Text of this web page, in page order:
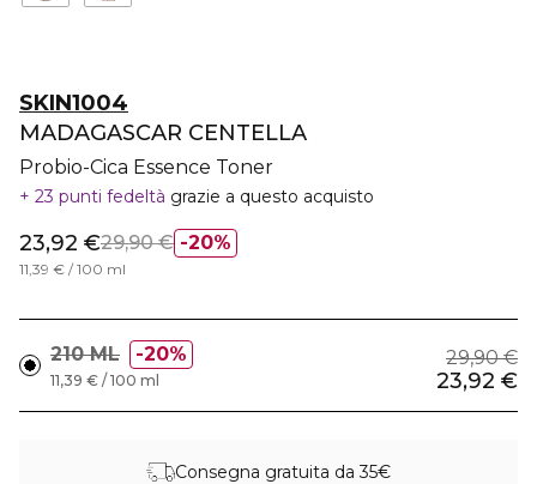
SKIN1004
MADAGASCAR CENTELLA
Probio-Cica Essence Toner
23 punti fedeltà grazie a questo acquisto
20%
23,92 €29,90 €
11,39 € / 100 ml
210 ML 20% 29,90 €
23,92 €
11,39 € / 100 ml
Consegna gratuita da 35€